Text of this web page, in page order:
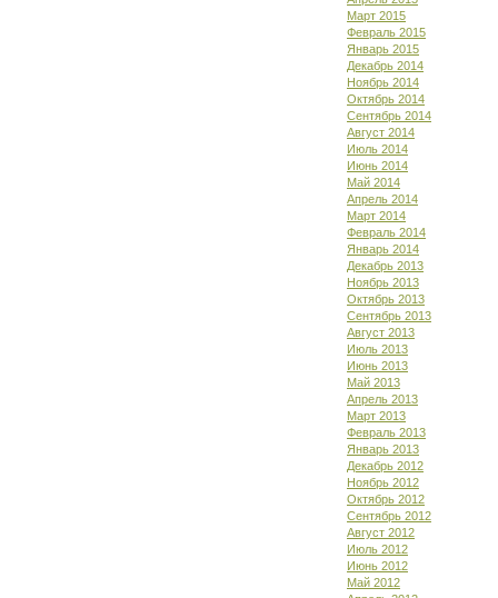
Март 2015
Февраль 2015
Январь 2015
Декабрь 2014
Ноябрь 2014
Октябрь 2014
Сентябрь 2014
Август 2014
Июль 2014
Июнь 2014
Май 2014
Апрель 2014
Март 2014
Февраль 2014
Январь 2014
Декабрь 2013
Ноябрь 2013
Октябрь 2013
Сентябрь 2013
Август 2013
Июль 2013
Июнь 2013
Май 2013
Апрель 2013
Март 2013
Февраль 2013
Январь 2013
Декабрь 2012
Ноябрь 2012
Октябрь 2012
Сентябрь 2012
Август 2012
Июль 2012
Июнь 2012
Май 2012